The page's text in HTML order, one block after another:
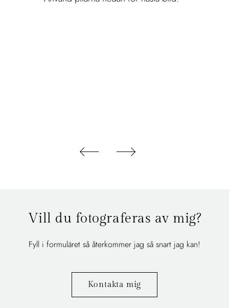
Vill du fotograferas av mig?
Fyll i formuläret så återkommer jag så snart jag kan!
Kontakta mig